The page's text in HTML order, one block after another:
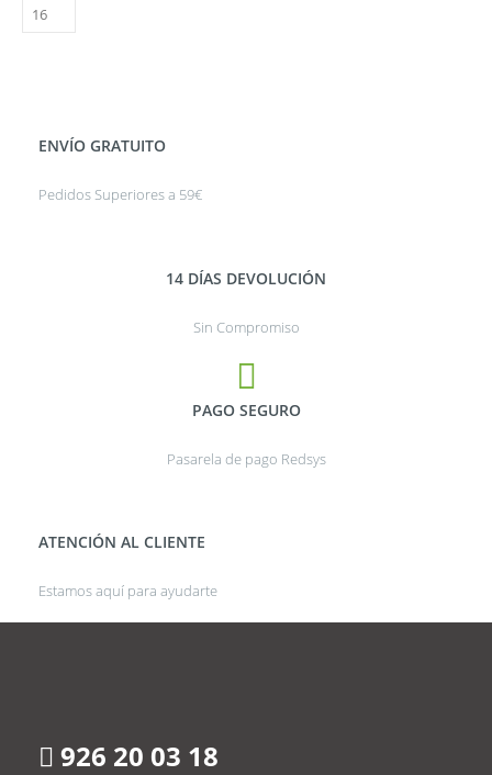
ENVÍO GRATUITO
Pedidos Superiores a 59€
14 DÍAS DEVOLUCIÓN
Sin Compromiso
PAGO SEGURO
Pasarela de pago Redsys
ATENCIÓN AL CLIENTE
Estamos aquí para ayudarte
926 20 03 18